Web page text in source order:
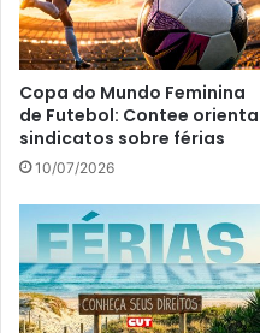
Copa do Mundo Feminina
de Futebol: Contee orienta
sindicatos sobre férias
10/07/2026